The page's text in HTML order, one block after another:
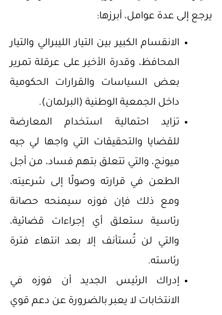
يرجع إلى عدة عوامل، أبرزها:
الانقسام الكبير بين التيار الليبرالي والتيار
المحافظ، وقدرة الأخير على عرقلة تمرير
بعض السياسات والقرارات الحكومية
داخل الجمعية الوطنية (البرلمان).
تزايد احتمالية استخدام المعارضة
للقضايا والتحقيقات التي واجها لي جيه
ميونج، والتي تتعلق بتهم فساد، من أجل
الطعن في قرارته وصولًا إلى شرعيته،
ومع ذلك فإن فوزه سيمنحه حصانة
رئاسية ستعلق أي إجراءات قضائية،
والتي لن تُستأنف إلا بعد انتهاء فترة
رئاسته.
إدراك الرئيس الجديد أن فوزه في
الانتخابات لا يعبر بالضرورة عن دعم قوي